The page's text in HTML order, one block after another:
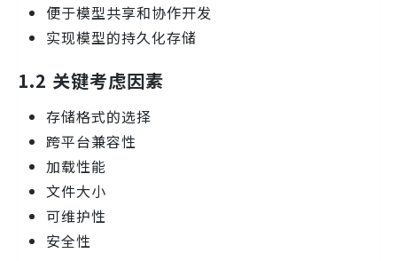
便于模型共享和协作开发
实现模型的持久化存储
1.2 关键考虑因素
存储格式的选择
跨平台兼容性
加载性能
文件大小
可维护性
安全性